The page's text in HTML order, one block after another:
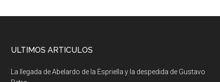
ULTIMOS ARTICULOS
La llegada de Abelardo de la Espriella y la despedida de Gustavo